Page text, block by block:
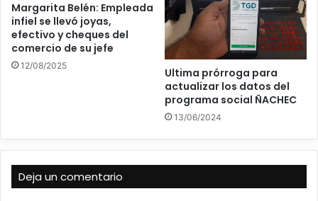
Margarita Belén: Empleada
infiel se llevó joyas,
efectivo y cheques del
comercio de su jefe
12/08/2025
Ultima prórroga para
actualizar los datos del
programa social ÑACHEC
13/06/2024
Deja un comentario